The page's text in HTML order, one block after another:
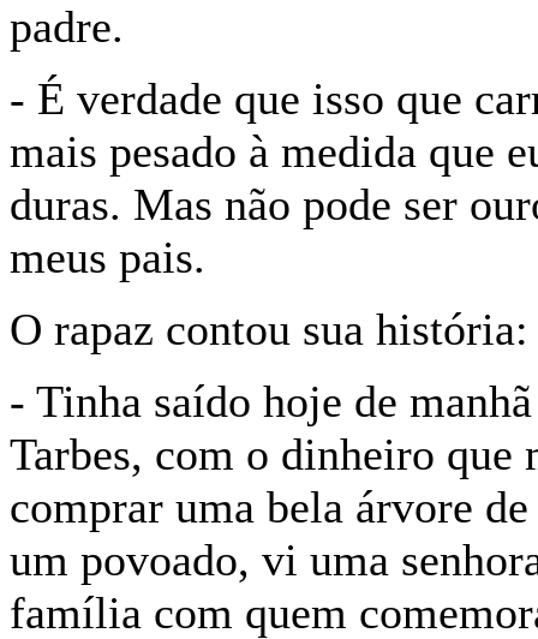
padre.
- É verdade que isso que
mais pesado à medida que
duras. Mas não pode ser
meus pais.
O rapaz contou sua história:
- Tinha saído hoje de
Tarbes, com o dinheiro que
comprar uma bela árvore
um povoado, vi uma
família com quem